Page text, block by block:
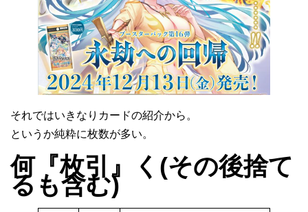
それではいきなりカードの紹介から。
というか純粋に枚数が多い。
何『枚引』く(その後捨て
るも含む)